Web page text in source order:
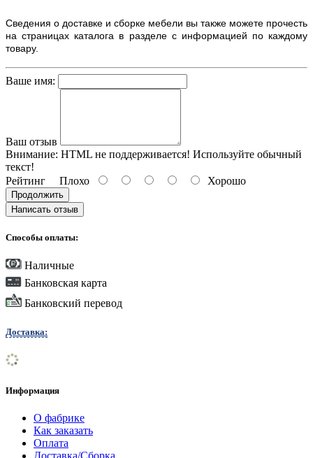
Сведения о доставке и сборке мебели вы также можете прочесть
на страницах каталога в разделе с информацией по каждому
товару.
Ваше имя:
Ваш отзыв
Внимание: HTML не поддерживается! Используйте обычный
текст!
Рейтинг Плохо Хорошо
Продолжить
Написать отзыв
Способы оплаты:
Наличные
Банковская карта
Банковский перевод
Доставка:
Информация
О фабрике
Как заказать
Оплата
Доставка/Сборка